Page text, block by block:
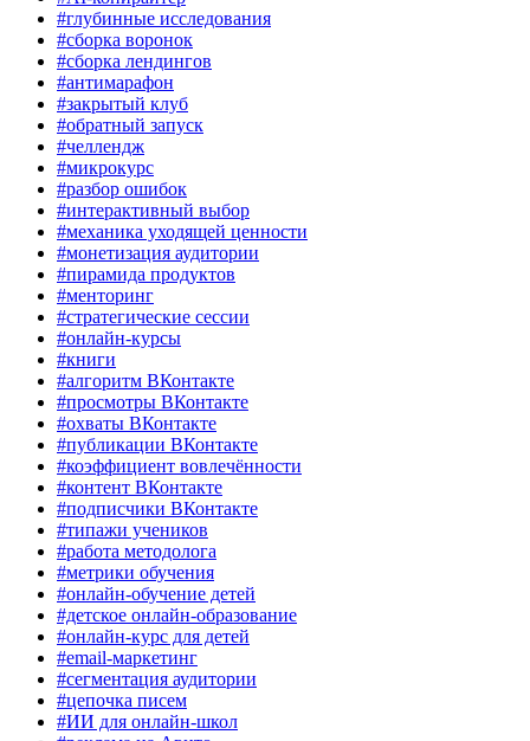
#глубинные исследования
#сборка воронок
#сборка лендингов
#антимарафон
#закрытый клуб
#обратный запуск
#челлендж
#микрокурс
#разбор ошибок
#интерактивный выбор
#механика уходящей ценности
#монетизация аудитории
#пирамида продуктов
#менторинг
#стратегические сессии
#онлайн-курсы
#книги
#алгоритм ВКонтакте
#просмотры ВКонтакте
#охваты ВКонтакте
#публикации ВКонтакте
#коэффициент вовлечённости
#контент ВКонтакте
#подписчики ВКонтакте
#типажи учеников
#работа методолога
#метрики обучения
#онлайн-обучение детей
#детское онлайн-образование
#онлайн-курс для детей
#email-маркетинг
#сегментация аудитории
#цепочка писем
#ИИ для онлайн-школ